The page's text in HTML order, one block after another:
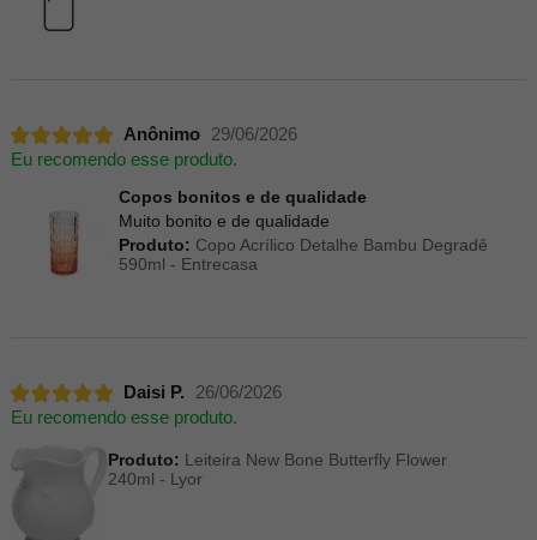
Anônimo
29/06/2026
Eu recomendo esse produto.
Copos bonitos e de qualidade
Muito bonito e de qualidade
Produto: Copo Acrílico Detalhe Bambu Degradê
590ml - Entrecasa
Daisi P.
26/06/2026
Eu recomendo esse produto.
Produto: Leiteira New Bone Butterfly Flower
240ml - Lyor